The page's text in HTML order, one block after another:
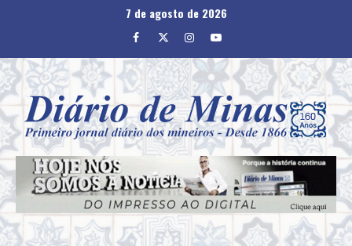
7 de agosto de 2026
Facebook
TwitterInstagram
Youtube